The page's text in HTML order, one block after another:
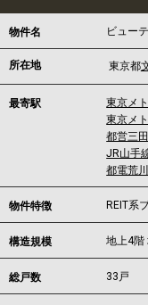
物件名 ビュー
所在地 東京都
最寄駅 東京メ
東京メ
都営三
JR山手
都電荒
物件特徴 REIT系
構造規模 地上4階
総戸数 33戸